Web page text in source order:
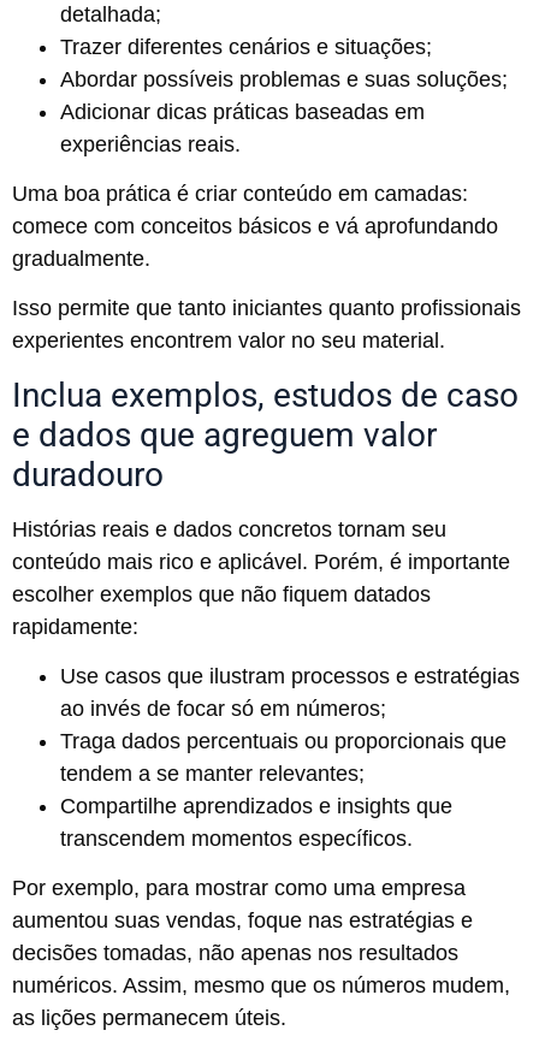
detalhada;
Trazer diferentes cenários e situações;
Abordar possíveis problemas e suas soluções;
Adicionar dicas práticas baseadas em
experiências reais.
Uma boa prática é criar conteúdo em camadas:
comece com conceitos básicos e vá aprofundando
gradualmente.
Isso permite que tanto iniciantes quanto profissionais
experientes encontrem valor no seu material.
Inclua exemplos, estudos de caso
e dados que agreguem valor
duradouro
Histórias reais e dados concretos tornam seu
conteúdo mais rico e aplicável. Porém, é importante
escolher exemplos que não fiquem datados
rapidamente:
Use casos que ilustram processos e estratégias
ao invés de focar só em números;
Traga dados percentuais ou proporcionais que
tendem a se manter relevantes;
Compartilhe aprendizados e insights que
transcendem momentos específicos.
Por exemplo, para mostrar como uma empresa
aumentou suas vendas, foque nas estratégias e
decisões tomadas, não apenas nos resultados
numéricos. Assim, mesmo que os números mudem,
as lições permanecem úteis.